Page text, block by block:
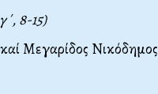
8-15)
Μεγαρίδος Νικόδημος